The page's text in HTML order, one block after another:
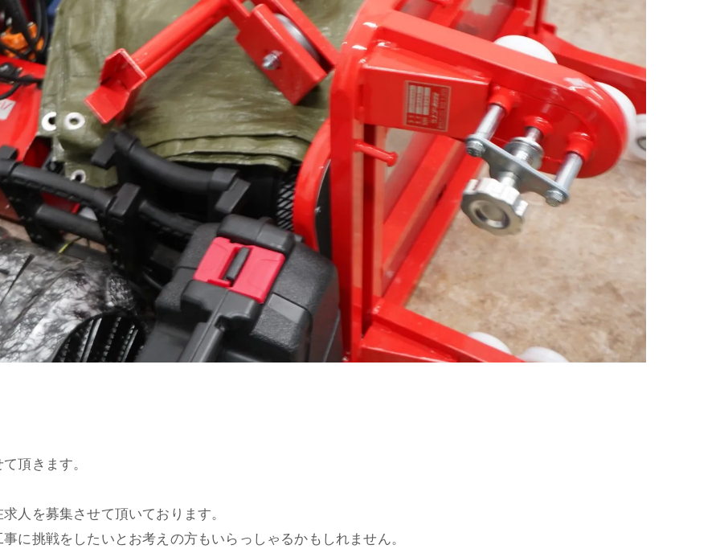
頂きます。
人を募集させて頂いております。
に挑戦をしたいとお考えの方もいらっしゃるかもしれません。